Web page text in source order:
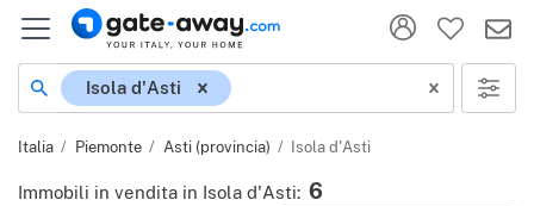
Località
Isola d'Asti
Italia Piemonte Asti (provincia) Isola d'Asti
Immobili in vendita in Isola d'Asti: 6